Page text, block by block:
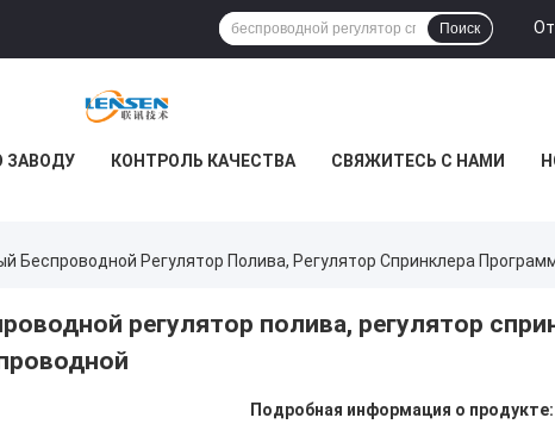
Поиск
ЗАВОДУ КОНТРОЛЬ КАЧЕСТВА СВЯЖИТЕСЬ С НАМИ
Беспроводной Регулятор Полива, Регулятор Спринклера
регулятор полива, регулятор
Подробная информация о продукте: